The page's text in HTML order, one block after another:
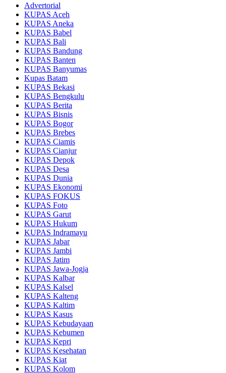
Advertorial
KUPAS Aceh
KUPAS Aneka
KUPAS Babel
KUPAS Bali
KUPAS Bandung
KUPAS Banten
KUPAS Banyumas
Kupas Batam
KUPAS Bekasi
KUPAS Bengkulu
KUPAS Berita
KUPAS Bisnis
KUPAS Bogor
KUPAS Brebes
KUPAS Ciamis
KUPAS Cianjur
KUPAS Depok
KUPAS Desa
KUPAS Dunia
KUPAS Ekonomi
KUPAS FOKUS
KUPAS Foto
KUPAS Garut
KUPAS Hukum
KUPAS Indramayu
KUPAS Jabar
KUPAS Jambi
KUPAS Jatim
KUPAS Jawa-Jogja
KUPAS Kalbar
KUPAS Kalsel
KUPAS Kalteng
KUPAS Kaltim
KUPAS Kasus
KUPAS Kebudayaan
KUPAS Kebumen
KUPAS Kepri
KUPAS Kesehatan
KUPAS Kiat
KUPAS Kolom